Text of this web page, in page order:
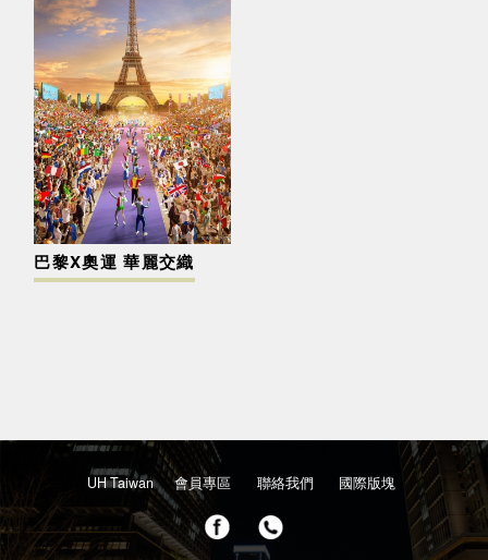
巴黎X奧運 華麗交織
UH Taiwan 會員專區 聯絡我們 國際版塊